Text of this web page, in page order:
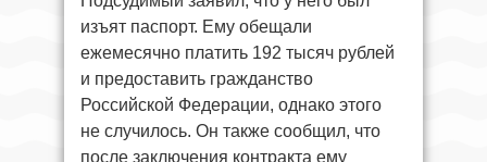
изъят паспорт. Ему обещали
ежемесячно платить 192 тысяч рублей
и предоставить гражданство
Российской Федерации, однако этого
не случилось. Он также сообщил, что
после заключения контракта ему